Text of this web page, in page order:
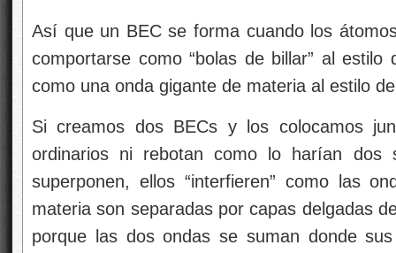
Así que un BEC se forma cuando los
comportarse como “bolas de billar” al
como una onda gigante de materia al estilo
Si creamos dos BECs y los colocamos
ordinarios ni rebotan como lo harían dos
superponen, ellos “interfieren” como las
materia son separadas por capas delgadas
porque las dos ondas se suman donde